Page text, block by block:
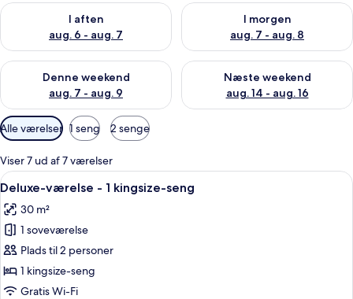
I aften
aug. 6 - aug. 7
Tjek tilgængelighed for i aften aug. 6 - aug. 7
I morgen
aug. 7 - aug. 8
Tjek tilgængelighed for i
Denne weekend
aug. 7 - aug. 9
Tjek tilgængelighed for denne weekend aug. 7 - aug. 9
Næste weekend
aug. 14 - aug. 16
Tjek tilgængelighed for næste
Tilgængelige
filtre
for
værelser
Alle værelser 1 seng 2 senge
Viser 7 ud af 7 værelser
Indlæs
alle
billeder
af
Deluxe-
værelse
-
Et hotelværelse med seng,
8
Deluxe-værelse - 1 kingsize-seng
30 m²
1 soveværelse
Plads til 2 personer
1 kingsize-seng
Gratis Wi-Fi